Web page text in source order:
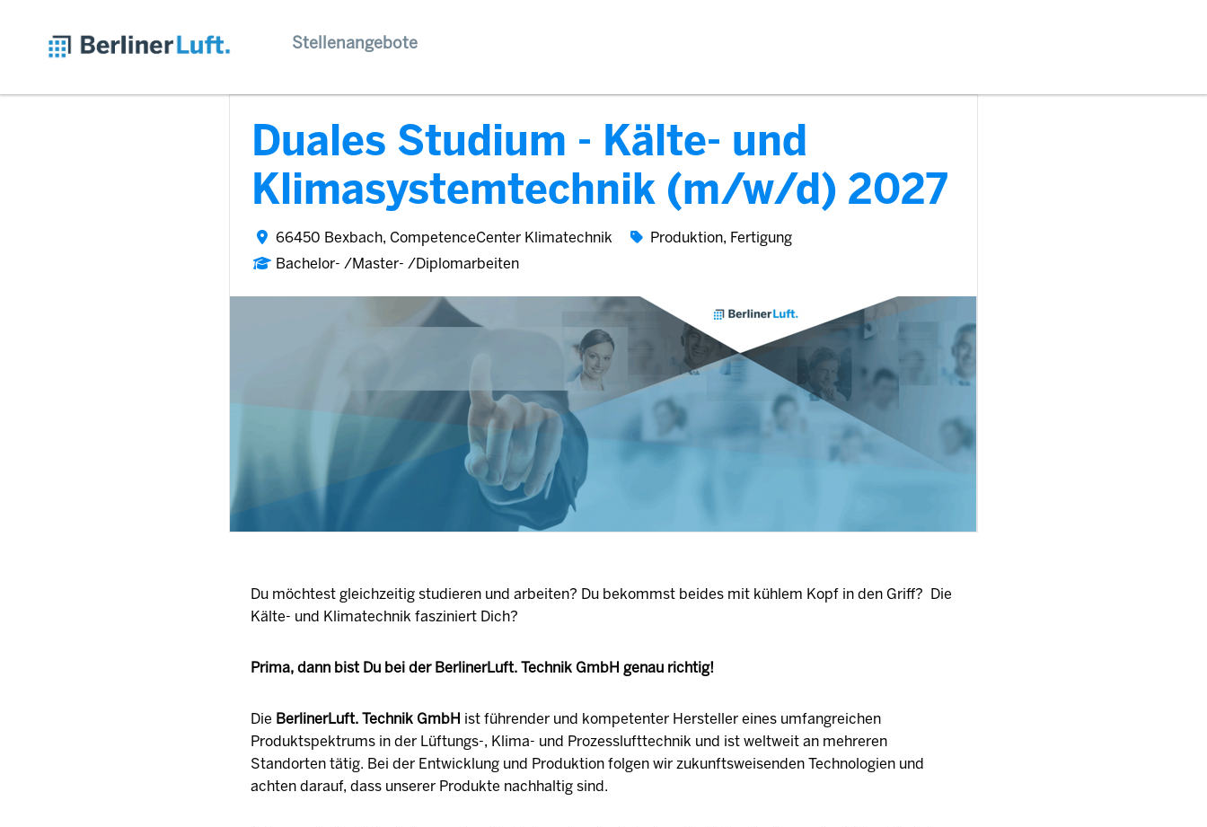
Stellenangebote
Duales Studium - Kälte- und
Klimasystemtechnik (m/w/d) 2027
66450 Bexbach, CompetenceCenter Klimatechnik
Bachelor- /Master- /Diplomarbeiten
Produktion, Fertigung
Du möchtest gleichzeitig studieren und arbeiten? Du bekommst beides mit kühlem Kopf in den Griff? Die
Kälte- und Klimatechnik fasziniert Dich?
Prima, dann bist Du bei der BerlinerLuft. Technik GmbH genau richtig!
Die BerlinerLuft. Technik GmbH ist führender und kompetenter Hersteller eines umfangreichen
Produktspektrums in der Lüftungs-, Klima- und Prozesslufttechnik und ist weltweit an mehreren
Standorten tätig. Bei der Entwicklung und Produktion folgen wir zukunftsweisenden Technologien und
achten darauf, dass unserer Produkte nachhaltig sind.